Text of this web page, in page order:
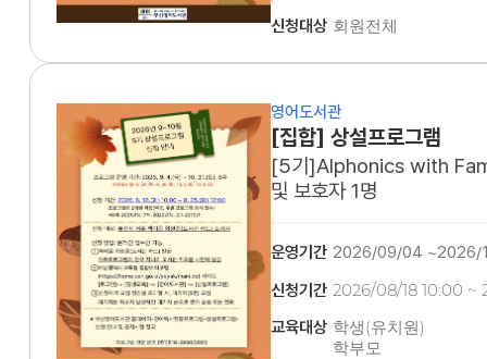
신청대상 회원전체
영어도서관
[집합] 상설프로그램
[5기]Alphonics with
및 보호자 1명
운영기간 2026/09/04 ~2026/
신청기간 2026/08/18 10:00 ~
교육대상 학생(유치원)
학부모